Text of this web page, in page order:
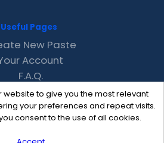
website to give you the most relevant
your preferences and repeat visits.
consent to the use of all cookies.
Useful Pages
New Paste
Account
F.A.Q.
Recent
Contact